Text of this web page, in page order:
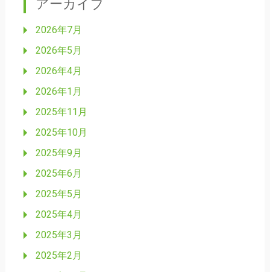
アーカイブ
2026年7月
2026年5月
2026年4月
2026年1月
2025年11月
2025年10月
2025年9月
2025年6月
2025年5月
2025年4月
2025年3月
2025年2月